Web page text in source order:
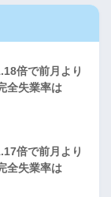
倍で前月より
全失業率は
倍で前月より
全失業率は